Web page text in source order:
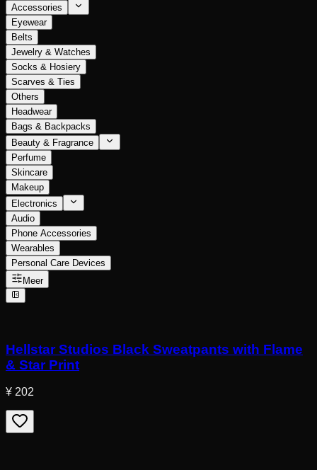
Accessories
Eyewear
Belts
Jewelry & Watches
Socks & Hosiery
Scarves & Ties
Others
Headwear
Bags & Backpacks
Beauty & Fragrance
Perfume
Skincare
Makeup
Electronics
Audio
Phone Accessories
Wearables
Personal Care Devices
Meer
Hellstar Studios Black Sweatpants with Flame
& Star Print
¥ 202